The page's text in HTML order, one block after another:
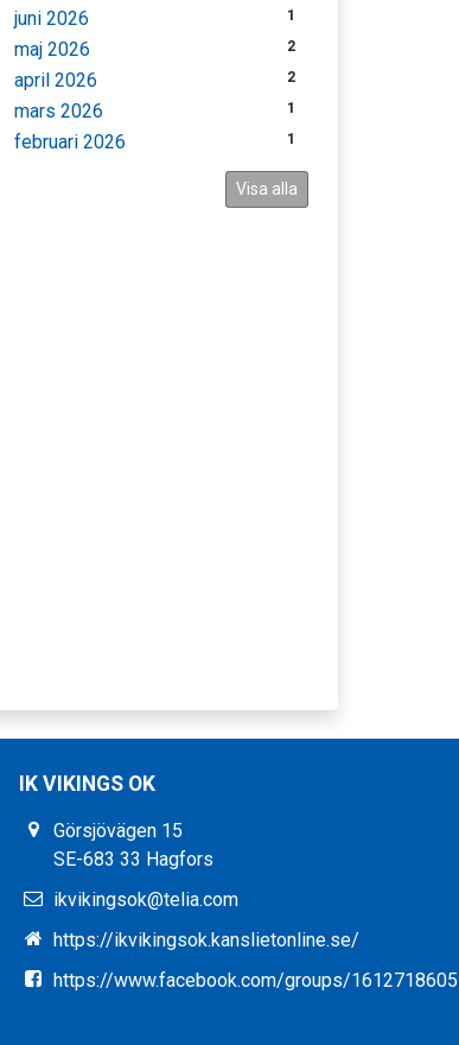
juni 2026 1
maj 2026 2
april 2026 2
mars 2026 1
februari 2026 1
Visa alla
IK VIKINGS OK
Görsjövägen 15
SE-683 33 Hagfors
ikvikingsok@telia.com
https://ikvikingsok.kanslietonline.se/
https://www.facebook.com/groups/